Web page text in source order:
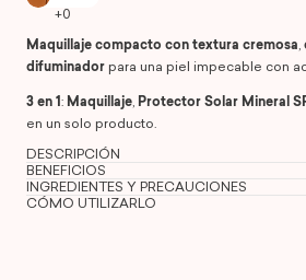
Maquillaje compacto con textura cremosa,
difuminador para una piel impecable con
3 en 1: Maquillaje, Protector Solar Mineral
en un solo producto.
DESCRIPCIÓN
BENEFICIOS
INGREDIENTES Y PRECAUCIONES
CÓMO UTILIZARLO